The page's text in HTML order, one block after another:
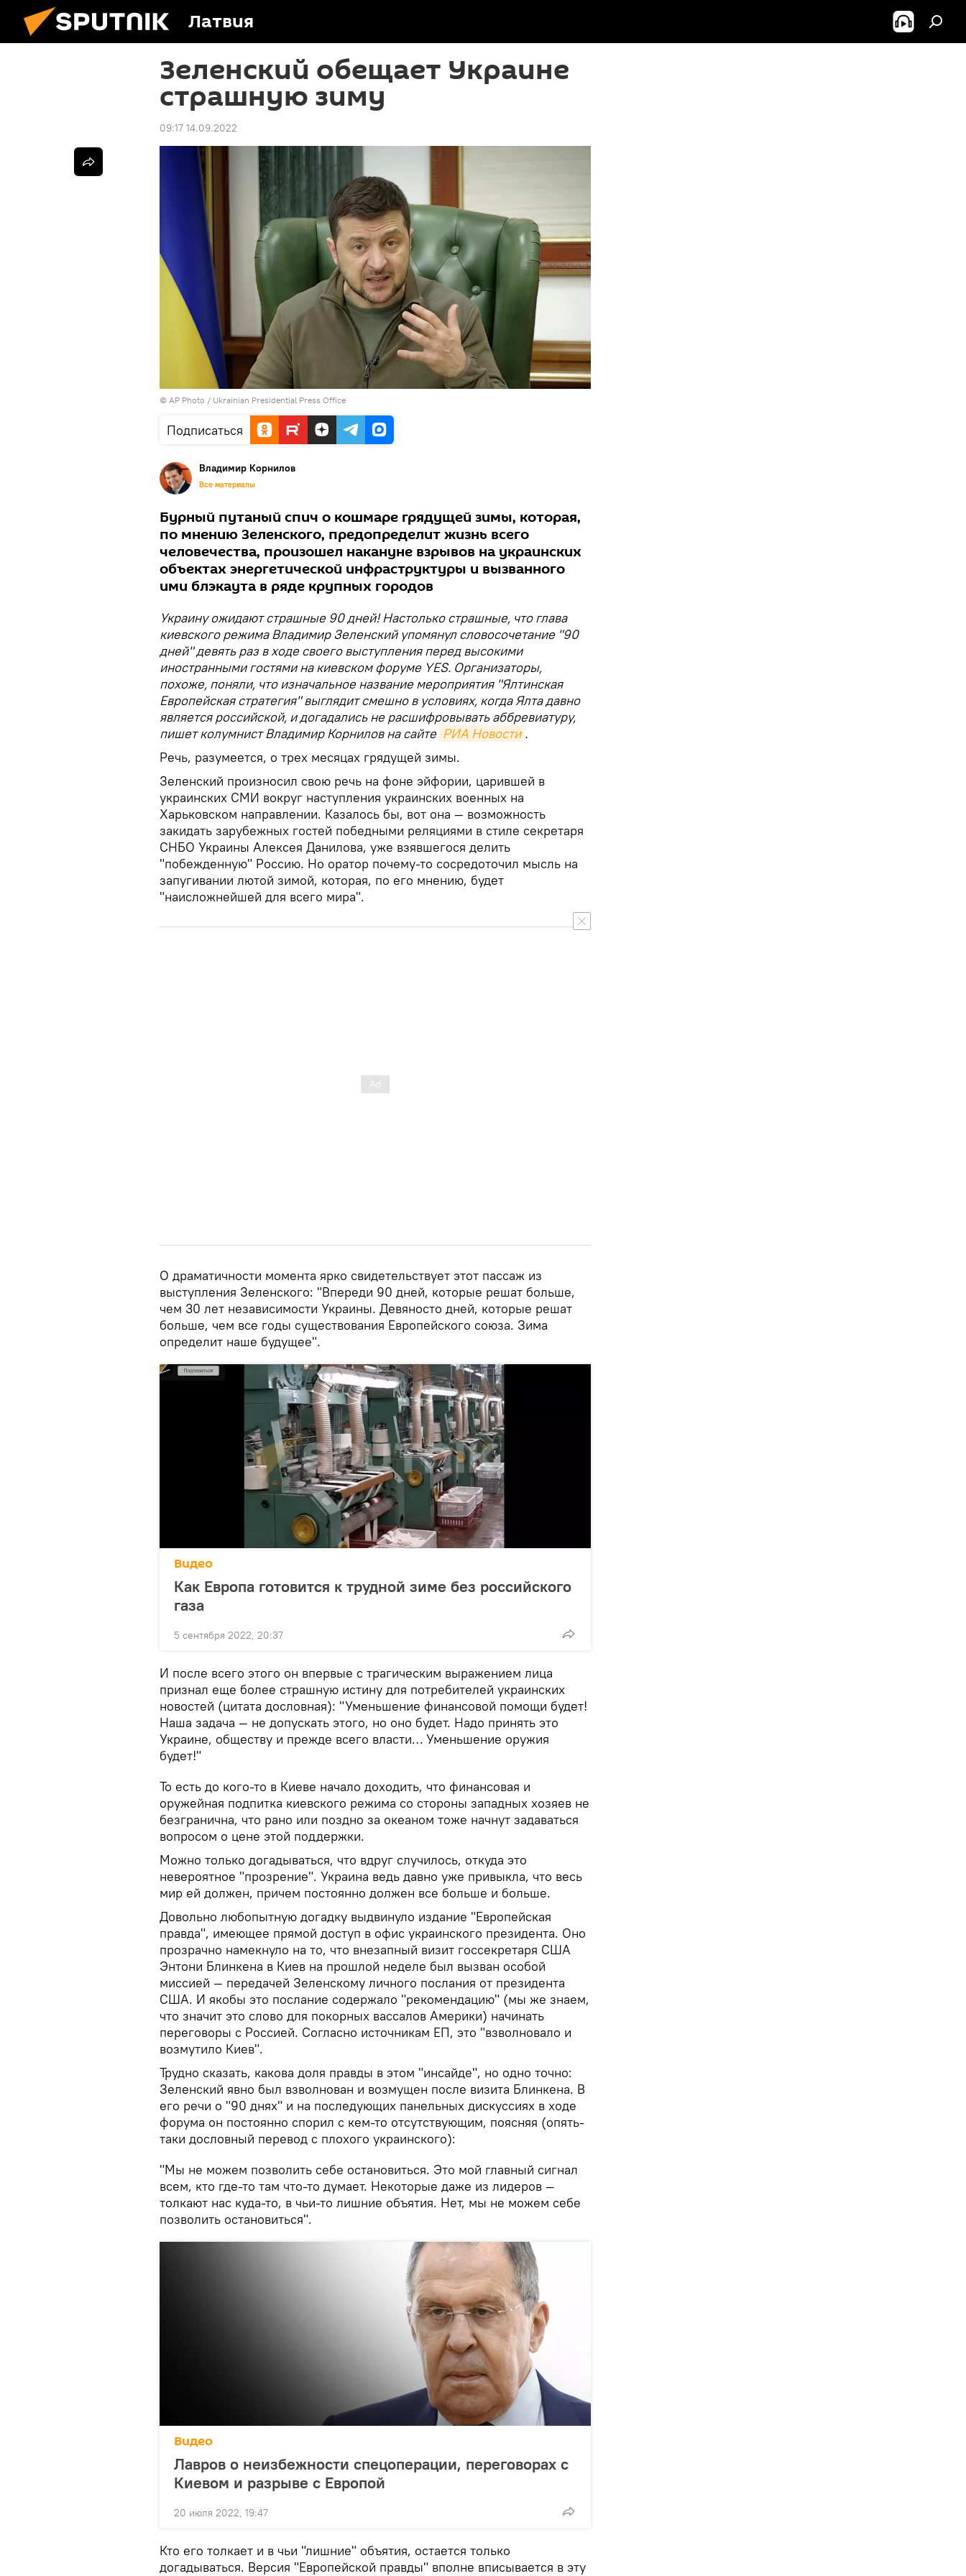
Латвия
Зеленский обещает Украине
страшную зиму
09:17 14.09.2022
© AP Photo / Ukrainian Presidential Press Office
Подписаться
Владимир Корнилов
Все материалы
Бурный путаный спич о кошмаре грядущей зимы, которая,
по мнению Зеленского, предопределит жизнь всего
человечества, произошел накануне взрывов на украинских
объектах энергетической инфраструктуры и вызванного
ими блэкаута в ряде крупных городов
Украину ожидают страшные 90 дней! Настолько страшные, что глава
киевского режима Владимир Зеленский упомянул словосочетание "90
дней" девять раз в ходе своего выступления перед высокими
иностранными гостями на киевском форуме YES. Организаторы,
похоже, поняли, что изначальное название мероприятия "Ялтинская
Европейская стратегия" выглядит смешно в условиях, когда Ялта давно
является российской, и догадались не расшифровывать аббревиатуру,
пишет колумнист Владимир Корнилов на сайте РИА Новости .
Речь, разумеется, о трех месяцах грядущей зимы.
Зеленский произносил свою речь на фоне эйфории, царившей в
украинских СМИ вокруг наступления украинских военных на
Харьковском направлении. Казалось бы, вот она — возможность
закидать зарубежных гостей победными реляциями в стиле секретаря
СНБО Украины Алексея Данилова, уже взявшегося делить
"побежденную" Россию. Но оратор почему-то сосредоточил мысль на
запугивании лютой зимой, которая, по его мнению, будет
"наисложнейшей для всего мира".
О драматичности момента ярко свидетельствует этот пассаж из
выступления Зеленского: "Впереди 90 дней, которые решат больше,
чем 30 лет независимости Украины. Девяносто дней, которые решат
больше, чем все годы существования Европейского союза. Зима
определит наше будущее".
Видео
Как Европа готовится к трудной зиме без российского
газа
5 сентября 2022, 20:37
И после всего этого он впервые с трагическим выражением лица
признал еще более страшную истину для потребителей украинских
новостей (цитата дословная): "Уменьшение финансовой помощи будет!
Наша задача — не допускать этого, но оно будет. Надо принять это
Украине, обществу и прежде всего власти… Уменьшение оружия
будет!"
То есть до кого-то в Киеве начало доходить, что финансовая и
оружейная подпитка киевского режима со стороны западных хозяев не
безгранична, что рано или поздно за океаном тоже начнут задаваться
вопросом о цене этой поддержки.
Можно только догадываться, что вдруг случилось, откуда это
невероятное "прозрение". Украина ведь давно уже привыкла, что весь
мир ей должен, причем постоянно должен все больше и больше.
Довольно любопытную догадку выдвинуло издание "Европейская
правда", имеющее прямой доступ в офис украинского президента. Оно
прозрачно намекнуло на то, что внезапный визит госсекретаря США
Энтони Блинкена в Киев на прошлой неделе был вызван особой
миссией — передачей Зеленскому личного послания от президента
США. И якобы это послание содержало "рекомендацию" (мы же знаем,
что значит это слово для покорных вассалов Америки) начинать
переговоры с Россией. Согласно источникам ЕП, это "взволновало и
возмутило Киев".
Трудно сказать, какова доля правды в этом "инсайде", но одно точно:
Зеленский явно был взволнован и возмущен после визита Блинкена. В
его речи о "90 днях" и на последующих панельных дискуссиях в ходе
форума он постоянно спорил с кем-то отсутствующим, поясняя (опять-
таки дословный перевод с плохого украинского):
"Мы не можем позволить себе остановиться. Это мой главный сигнал
всем, кто где-то там что-то думает. Некоторые даже из лидеров —
толкают нас куда-то, в чьи-то лишние объятия. Нет, мы не можем себе
позволить остановиться".
Видео
Лавров о неизбежности спецоперации, переговорах с
Киевом и разрыве с Европой
20 июля 2022, 19:47
Кто его толкает и в чьи "лишние" объятия, остается только
догадываться. Версия "Европейской правды" вполне вписывается в эту